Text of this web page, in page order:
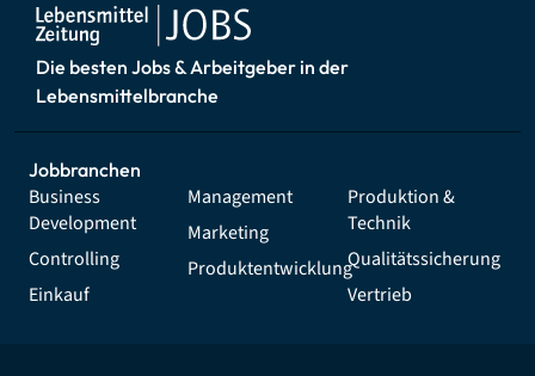
Die besten Jobs & Arbeitgeber in der
Lebensmittelbranche
Jobbranchen
Business
Development
Controlling
Einkauf
Management
Marketing
Produktentwicklung
Produktion &
Technik
Qualitätssicherung
Vertrieb